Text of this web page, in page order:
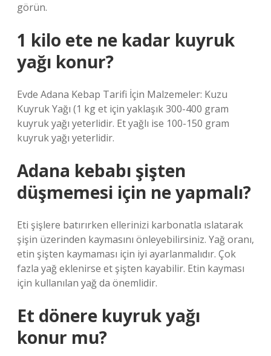
görün.
1 kilo ete ne kadar kuyruk
yağı konur?
Evde Adana Kebap Tarifi İçin Malzemeler: Kuzu
Kuyruk Yağı (1 kg et için yaklaşık 300-400 gram
kuyruk yağı yeterlidir. Et yağlı ise 100-150 gram
kuyruk yağı yeterlidir.
Adana kebabı şişten
düşmemesi için ne yapmalı?
Eti şişlere batırırken ellerinizi karbonatla ıslatarak
şişin üzerinden kaymasını önleyebilirsiniz. Yağ oranı,
etin şişten kaymaması için iyi ayarlanmalıdır. Çok
fazla yağ eklenirse et şişten kayabilir. Etin kayması
için kullanılan yağ da önemlidir.
Et dönere kuyruk yağı
konur mu?